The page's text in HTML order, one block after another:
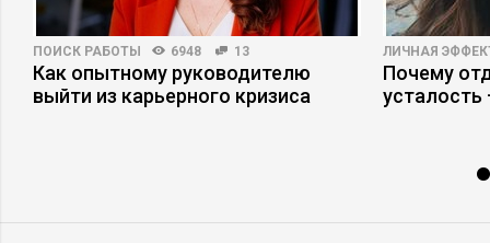
ПОИСК РАБОТЫ 6948 13
Как опытному руководителю
выйти из карьерного кризиса
ЛИЧНАЯ
Почему